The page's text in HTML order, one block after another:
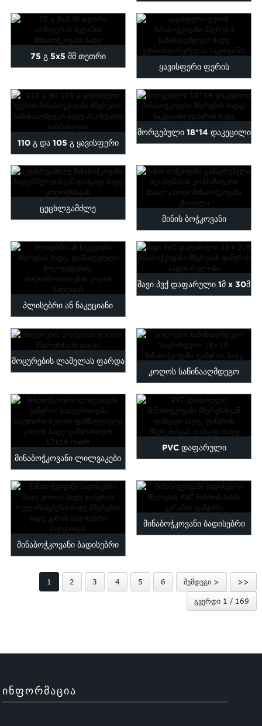
კოღოსგან ... მწერების/კოღოს
საწინააღმდეგო ფანჯრის
ბადე...
75 გ 5x5 მმ თეთრი
მინაბოჭკოვანი...
ყავისფერი ფერის
მინაბოჭკოვანი მწერების
ეკრანი ექსპორტირებული t
...
110 გ და 105 გ ყავისფერი
ფერის მინაბოჭკოვანი
მწერების საწინააღმდეგო
სკრაბი...
მორგებული 18*14 დაკეცილი
ბადე...
ცეცხლგამძლე
მწერების ბუზებისგან
დამცავი...
მინის ბოჭკოვანი
გამაგრებული პლასტმასის
კომპოზიტური მასალა...
პლისებრი ან ნაკეციანი
მწერების ბადე,
დამზადებული
პოლიესტერისგან...
შავი პვქ დაფარული 1მ x 30მ
მოცურების ლამელას ფარდა
კოღოს საწინააღმდეგო
ნაცრისფერი 18×16
მინაბოჭკოვანი ...
მინაბოჭკოვანი ლილვაკები
ფანჯრის ბადეების
დამზადებისთვის...
PVC დაფარული
დამცავი ფანჯრის მეჩეთი...
მინაბოჭკოვანი ბადისებრი
ფანჯრის რო...
მინაბოჭკოვანი ბადისებრი
1 2 3 4 5 6 შემდეგი > >>
გვერდი 1 / 169
ᲘᲜᲤᲝᲠᲛᲐᲪᲘᲐ